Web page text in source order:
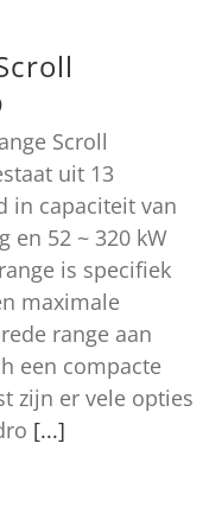
Scroll
uit 13
in capaciteit van
en 52 ~ 320 kW
is specifiek
maximale
range aan
een compacte
zijn er vele opties
[...]